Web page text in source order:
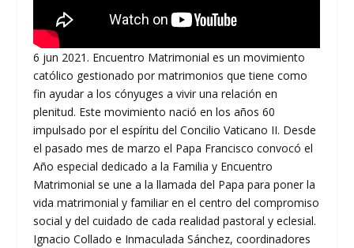
6 jun 2021. Encuentro Matrimonial es un movimiento
católico gestionado por matrimonios que tiene como
fin ayudar a los cónyuges a vivir una relación en
plenitud. Este movimiento nació en los años 60
impulsado por el espíritu del Concilio Vaticano II. Desde
el pasado mes de marzo el Papa Francisco convocó el
Año especial dedicado a la Familia y Encuentro
Matrimonial se une a la llamada del Papa para poner la
vida matrimonial y familiar en el centro del compromiso
social y del cuidado de cada realidad pastoral y eclesial.
Ignacio Collado e Inmaculada Sánchez, coordinadores